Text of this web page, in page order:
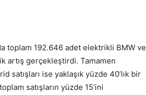
toplam 192.646 adet elektrikli BMW ve
artış gerçekleştirdi. Tamamen
ise yaklaşık yüzde 40’lık bir
satışların yüzde 15’ini